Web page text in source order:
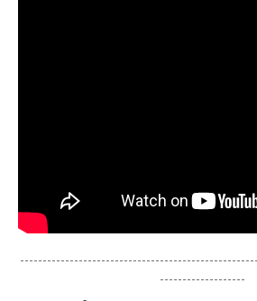
-------------------